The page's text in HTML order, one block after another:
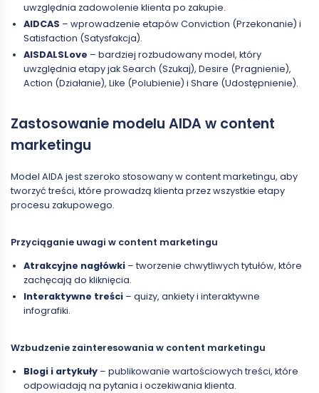
uwzględnia zadowolenie klienta po zakupie.
AIDCAS – wprowadzenie etapów Conviction (Przekonanie) i
Satisfaction (Satysfakcja).
AISDALSLove – bardziej rozbudowany model, który
uwzględnia etapy jak Search (Szukaj), Desire (Pragnienie),
Action (Działanie), Like (Polubienie) i Share (Udostępnienie).
Zastosowanie modelu AIDA w content
marketingu
Model AIDA jest szeroko stosowany w content marketingu, aby
tworzyć treści, które prowadzą klienta przez wszystkie etapy
procesu zakupowego.
Przyciąganie uwagi w content marketingu
Atrakcyjne nagłówki– tworzenie chwytliwych tytułów, które
zachęcają do kliknięcia.
Interaktywne treści– quizy, ankiety i interaktywne
infografiki.
Wzbudzenie zainteresowania w content marketingu
Blogi i artykuły– publikowanie wartościowych treści, które
odpowiadają na pytania i oczekiwania klienta.